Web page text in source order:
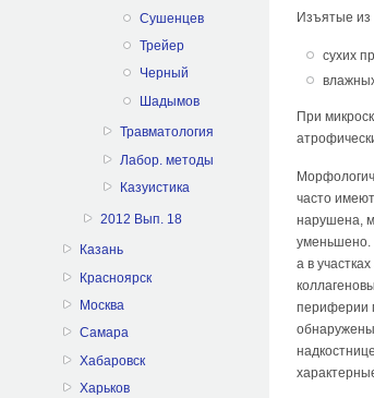
Сушенцев
Трейер
Черный
Шадымов
Травматология
Лабор. методы
Казуистика
2012 Вып. 18
Казань
Красноярск
Москва
Самара
Хабаровск
Харьков
Изъятые из
сухих
При
часто
нарушена,
уменьшено.
а в
периферии
обнаружены